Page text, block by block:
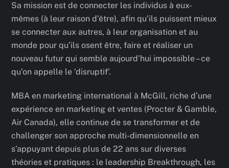
Sa mission est de connecter les individus à eux-
mêmes (à leur raison d’être), afin qu’ils puissent mieux
se connecter aux autres, à leur organisation et au
monde pour qu’ils osent être, faire et réaliser un
nouveau futur qui semble aujourd’hui impossible – ce
qu’on appelle le ‘disruptif’.
MBA en marketing international à McGill, riche d’une
expérience en marketing et ventes (Procter & Gamble,
Air Canada), elle continue de se transformer et de
challenger son approche multi-dimensionnelle en
s’appuyant depuis plus de 22 ans sur diverses
théories et pratiques : le leadership Breakthrough, les